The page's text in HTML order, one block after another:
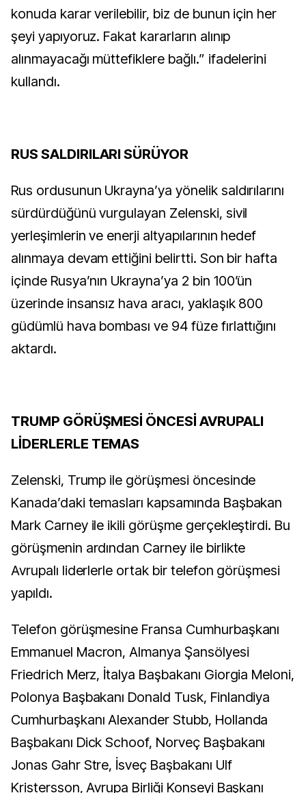
konuda karar verilebilir, biz de bunun için her
şeyi yapıyoruz. Fakat kararların alınıp
alınmayacağı müttefiklere bağlı.” ifadelerini
kullandı.
RUS SALDIRILARI SÜRÜYOR
Rus ordusunun Ukrayna’ya yönelik saldırılarını
sürdürdüğünü vurgulayan Zelenski, sivil
yerleşimlerin ve enerji altyapılarının hedef
alınmaya devam ettiğini belirtti. Son bir hafta
içinde Rusya’nın Ukrayna’ya 2 bin 100’ün
üzerinde insansız hava aracı, yaklaşık 800
güdümlü hava bombası ve 94 füze fırlattığını
aktardı.
TRUMP GÖRÜŞMESİ ÖNCESİ AVRUPALI
LİDERLERLE TEMAS
Zelenski, Trump ile görüşmesi öncesinde
Kanada’daki temasları kapsamında Başbakan
Mark Carney ile ikili görüşme gerçekleştirdi. Bu
görüşmenin ardından Carney ile birlikte
Avrupalı liderlerle ortak bir telefon görüşmesi
yapıldı.
Telefon görüşmesine Fransa Cumhurbaşkanı
Emmanuel Macron, Almanya Şansölyesi
Friedrich Merz, İtalya Başbakanı Giorgia Meloni,
Polonya Başbakanı Donald Tusk, Finlandiya
Cumhurbaşkanı Alexander Stubb, Hollanda
Başbakanı Dick Schoof, Norveç Başbakanı
Jonas Gahr Stre, İsveç Başbakanı Ulf
Kristersson, Avrupa Birliği Konseyi Başkanı